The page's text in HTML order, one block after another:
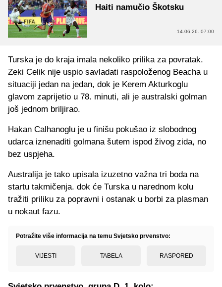
Haiti namučio Škotsku
14.06.26. 07:00
Turska je do kraja imala nekoliko prilika za povratak.
Zeki Celik nije uspio savladati raspoloženog Beacha u
situaciji jedan na jedan, dok je Kerem Akturkoglu
glavom zaprijetio u 78. minuti, ali je australski golman
još jednom briljirao.
Hakan Calhanoglu je u finišu pokušao iz slobodnog
udarca iznenaditi golmana šutem ispod živog zida, no
bez uspjeha.
Australija je tako upisala izuzetno važna tri boda na
startu takmičenja. dok će Turska u narednom kolu
tražiti priliku za popravni i ostanak u borbi za plasman
u nokaut fazu.
Potražite više informacija na temu Svjetsko prvenstvo:
VIJESTI TABELA RASPORED